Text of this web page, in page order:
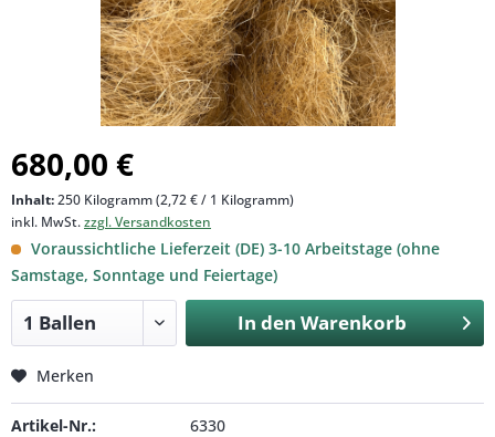
680,00 €
Inhalt:250 Kilogramm (2,72 € / 1 Kilogramm)
inkl. MwSt.zzgl. Versandkosten
Voraussichtliche Lieferzeit (DE) 3-10 Arbeitstage (ohne
Samstage, Sonntage und Feiertage)
In denWarenkorb
Merken
Artikel-Nr.:
6330